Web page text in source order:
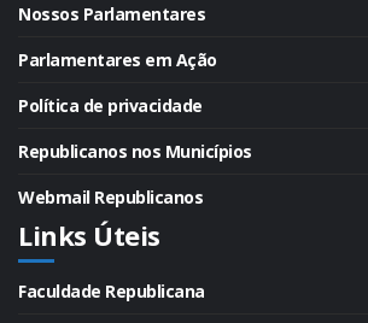
Nossos Parlamentares
Parlamentares em Ação
Política de privacidade
Republicanos nos Municípios
Webmail Republicanos
Links Úteis
Faculdade Republicana